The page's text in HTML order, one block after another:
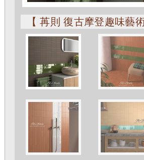
【 苒則 復古摩登趣味藝